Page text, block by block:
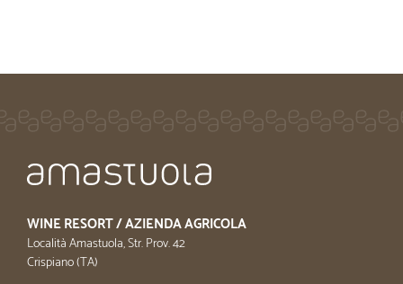
WINE RESORT / AZIENDA AGRICOLA
Località Amastuola, Str. Prov. 42
Crispiano (TA)